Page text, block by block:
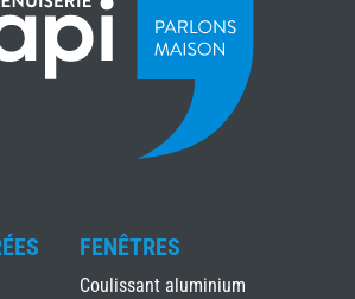
FENÊTRES
Coulissant aluminium